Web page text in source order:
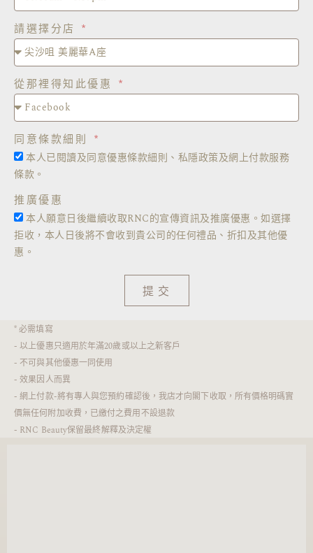
請選擇分店
從那裡得知此優惠
同意條款細則
本人已閱讀及同意優惠條款細則、私隱政策及網上付款服務
條款。
推廣優惠
本人願意日後繼續收取RNC的宣傳資訊及推廣優惠。如選擇
拒收，本人日後將不會收到貴公司的任何禮品、折扣及其他優
惠。
提交
* 必需填寫
- 以上優惠只適用於年滿20歲或以上之新客戶
- 不可與其他優惠一同使用
- 效果因人而異
- 網上付款-將有專人與您預約確認後，我店才向閣下收取，所有價格明碼實
價無任何附加收費，已繳付之費用不設退款
- RNC Beauty保留最終解釋及決定權